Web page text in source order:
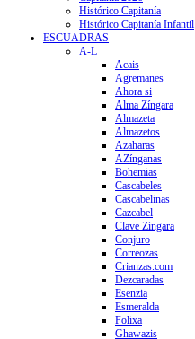
Histórico Capitanía
Histórico Capitanía Infantil
ESCUADRAS
A-L
Acais
Agremanes
Ahora si
Alma Zíngara
Almazeta
Almazetos
Azaharas
AZínganas
Bohemias
Cascabeles
Cascabelinas
Cazcabel
Clave Zíngara
Conjuro
Correozas
Crianzas.com
Dezcaradas
Esenzia
Esmeralda
Folixa
Ghawazis